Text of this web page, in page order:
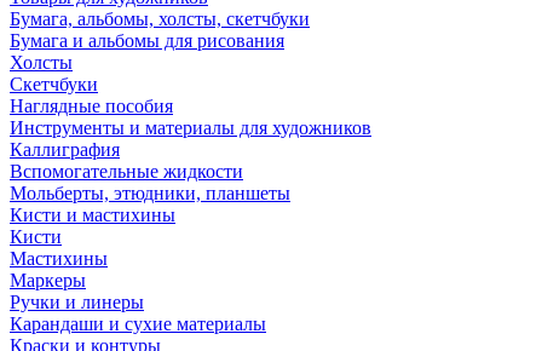
Бумага, альбомы, холсты, скетчбуки
Бумага и альбомы для рисования
Холсты
Скетчбуки
Наглядные пособия
Инструменты и материалы для художников
Каллиграфия
Вспомогательные жидкости
Мольберты, этюдники, планшеты
Кисти и мастихины
Кисти
Мастихины
Маркеры
Ручки и линеры
Карандаши и сухие материалы
Краски и контуры